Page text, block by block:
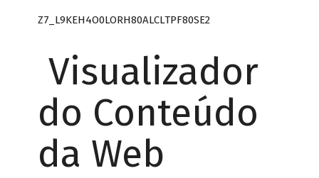
Z7_L9KEH4O0LORH80ALCLTPF80SE2
Visualizador
do Conteúdo
da Web